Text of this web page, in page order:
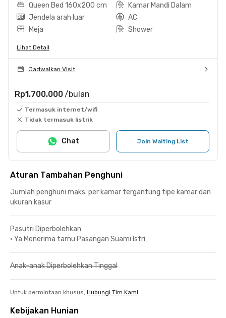
Queen Bed 160x200 cm
Kamar Mandi Dalam
Jendela arah luar
AC
Meja
Shower
Lihat Detail
Jadwalkan Visit
Rp1.700.000 /bulan
Termasuk internet/wifi
Tidak termasuk listrik
Join Waiting List
Chat
Aturan Tambahan Penghuni
Jumlah penghuni maks. per kamar tergantung tipe kamar dan
ukuran kasur
Pasutri Diperbolehkan
• Ya Menerima tamu Pasangan Suami Istri
Anak-anak Diperbolehkan Tinggal
Untuk permintaan khusus, Hubungi Tim Kami
Kebijakan Hunian